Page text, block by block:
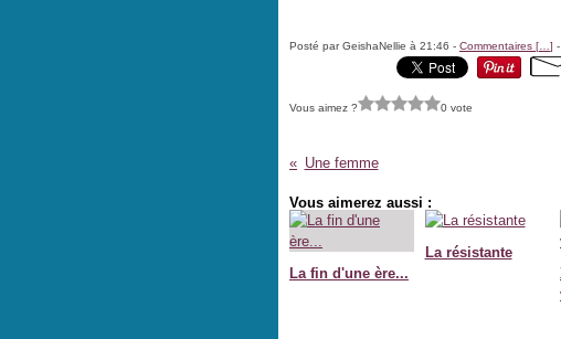
Posté par GeishaNellie à 21:46 - Commentaires [ ]
Vous aimez ? 0 vote
Une femme
Vous aimerez aussi :
La fin d'une ère...
La résistante